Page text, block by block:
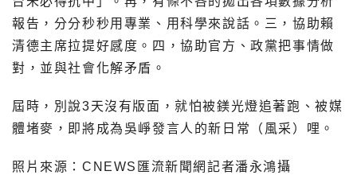
報告，分分秒秒用專業、用科學來說話。三，協助賴
清德主席拉提好感度。四，協助官方、政黨把事情做
對，並與社會化解矛盾。
屆時，別說3天沒有版面，就怕被鎂光燈追著跑、被媒
體堵麥，即將成為吳崢發言人的新日常（風采）哩。
照片來源：CNEWS匯流新聞網記者潘永鴻攝